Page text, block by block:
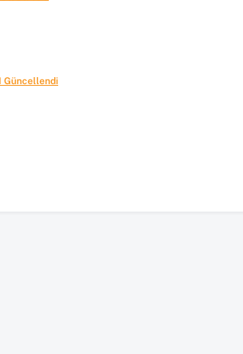
Güncellendi